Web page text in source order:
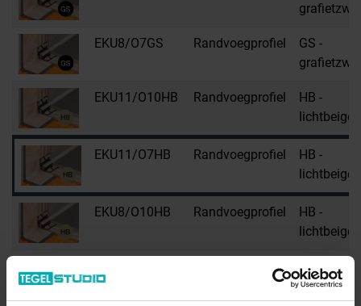
EKU8/O7GS Randvoegprofiel
GS -
EKU11/O10HB Randvoegprofiel
HB -
lichtbeige
EKU11/O7HB Randvoegprofiel
HB -
lichtbeige
EKU8/O10HB Randvoegprofiel
HB -
lichtbeige
Randvoegprofiel
HB -
lichtbeige